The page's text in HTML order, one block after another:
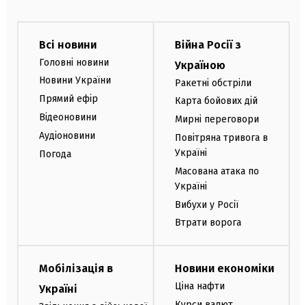
Всі новини
Головні новини
Новини України
Прямий ефір
Відеоновини
Аудіоновини
Погода
Війна Росії з
Україною
Ракетні обстріли
Карта бойових дій
Мирні переговори
Повітряна тривога в
Україні
Масована атака по
Україні
Вибухи у Росії
Втрати ворога
Мобілізація в
Україні
Новини економіки
Ціна нафти